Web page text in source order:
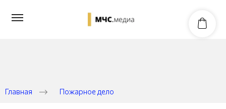
Главная Пожарное дело